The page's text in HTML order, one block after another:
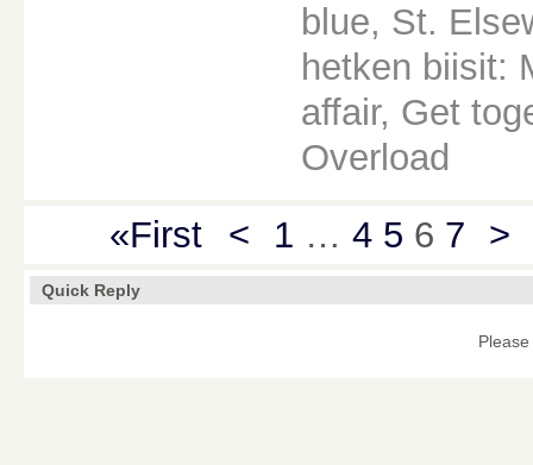
blue, St.
hetken biisit:
affair, Get
Overload
«First
< 1 … 4 5 6 7 >
Quick Reply